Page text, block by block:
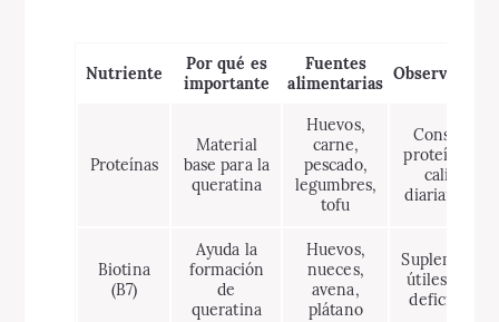
Nutriente
Por qué es
importante
Fuentes
alimentarias
Proteínas
Material
base para la
queratina
Huevos,
carne,
pescado,
legumbres,
tofu
Consumir
proteínas de
calidad
diariamente
Biotina
(B7)
Ayuda la
formación
de
queratina
Huevos,
nueces,
avena,
plátano
Suplementos
útiles si hay
deficiencia